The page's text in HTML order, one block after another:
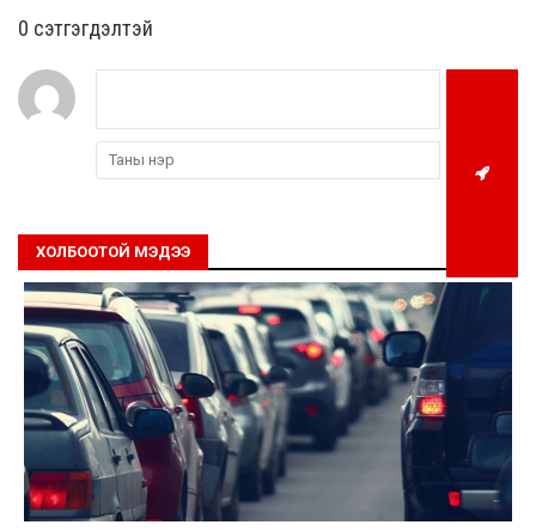
0 cэтгэгдэлтэй
ХОЛБООТОЙ МЭДЭЭ